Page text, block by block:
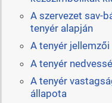
A szervezet sav-
tenyér alapján
A tenyér jellemzői
A tenyér
A tenyér
állapota